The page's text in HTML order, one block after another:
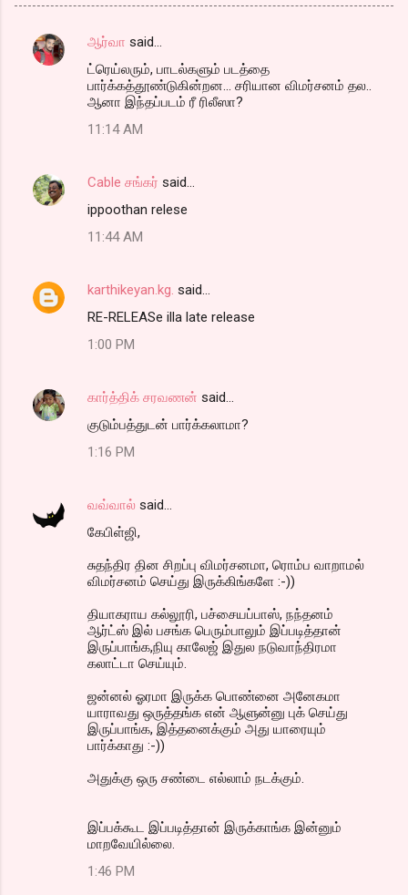
C
n
t
ஆர்வா said…
ட்ரெய்லரும், பாடல்களும் படத்தை
பார்க்கத்தூண்டுகின்றன... சரியான விமர்சனம் தல..
ஆனா இந்தப்படம் ரீ ரிலீஸா?
11:14 AM
Cable சங்கர் said…
ippoothan relese
11:44 AM
karthikeyan.kg. said…
RE-RELEASe illa late release
1:00 PM
கார்த்திக் சரவணன் said…
குடும்பத்துடன் பார்க்கலாமா?
1:16 PM
வவ்வால் said…
கேபிள்ஜி,
சுதந்திர தின சிறப்பு விமர்சனமா, ரொம்ப வாறாமல்
விமர்சனம் செய்து இருக்கிங்களே :-))
தியாகராய கல்லூரி, பச்சையப்பாஸ், நந்தனம்
ஆர்ட்ஸ் இல் பசங்க பெரும்பாலும் இப்படித்தான்
இருப்பாங்க,நியு காலேஜ் இதுல நடுவாந்திரமா
கலாட்டா செய்யும்.
ஜன்னல் ஓரமா இருக்க பொண்னை அனேகமா
யாராவது ஒருத்தங்க என் ஆளுன்னு புக் செய்து
இருப்பாங்க, இத்தனைக்கும் அது யாரையும்
பார்க்காது :-))
அதுக்கு ஒரு சண்டை எல்லாம் நடக்கும்.
இப்பக்கூட இப்படித்தான் இருக்காங்க இன்னும்
மாறவேயில்லை.
1:46 PM